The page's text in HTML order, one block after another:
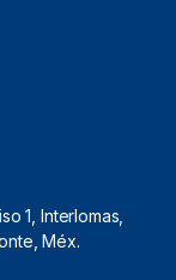
1, Interlomas,
Méx.